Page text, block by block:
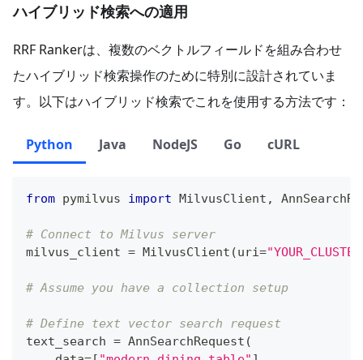
ハイブリッド検索への適用
RRF Rankerは、複数のベクトルフィールドを組み合わせ
たハイブリッド検索操作のために特別に設計されていま
す。以下はハイブリッド検索でこれを使用する方法です：
Python Java NodeJS Go cURL
from pymilvus import MilvusClient ,
# Connect to Milvus server
milvus_client = MilvusClient (uri=
# Assume you have a collection setup
# Define text vector search request
text_search = AnnSearchRequest (